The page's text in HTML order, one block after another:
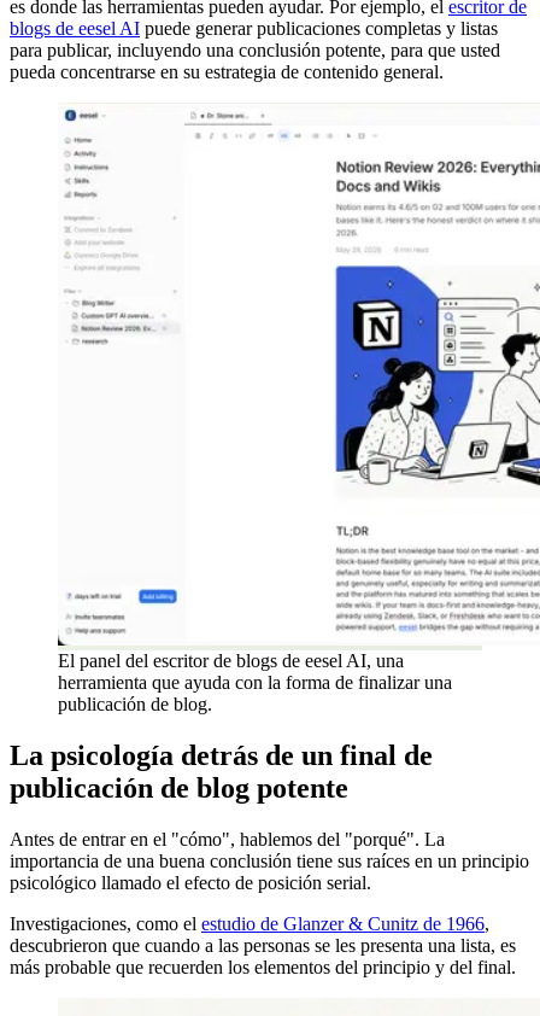
es donde las herramientas pueden ayudar. Por ejemplo, el escritor de
blogs de eesel AI puede generar publicaciones completas y listas
para publicar, incluyendo una conclusión potente, para que usted
pueda concentrarse en su estrategia de contenido general.
El panel del escritor de blogs de eesel AI, una
herramienta que ayuda con la forma de finalizar una
publicación de blog.
La psicología detrás de un final de
publicación de blog potente
Antes de entrar en el "cómo", hablemos del "porqué". La
importancia de una buena conclusión tiene sus raíces en un principio
psicológico llamado el efecto de posición serial.
Investigaciones, como el estudio de Glanzer & Cunitz de 1966,
descubrieron que cuando a las personas se les presenta una lista, es
más probable que recuerden los elementos del principio y del final.